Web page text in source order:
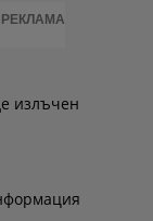
РЕКЛАМА
излъчен